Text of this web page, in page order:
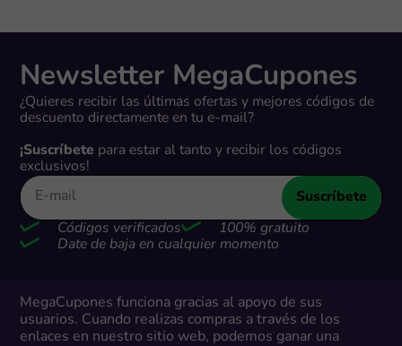
Newsletter MegaCupones
¿Quieres recibir las últimas ofertas y mejores códigos de
descuento directamente en tu e-mail?
¡Suscríbete para estar al tanto y recibir los códigos
exclusivos!
Suscríbete
Códigos verificados
100% gratuito
Date de baja en cualquier momento
MegaCupones funciona gracias al apoyo de sus
usuarios. Cuando realizas compras a través de los
enlaces en nuestro sitio web, podemos ganar una